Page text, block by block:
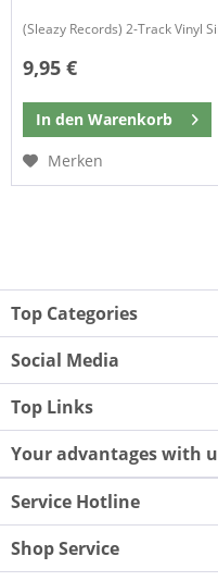
(Sleazy Records) 2-Track Vinyl
9,95 €
In den Warenkorb
Merken
Top Categories
Social Media
Top Links
Your advantages with
Service Hotline
Shop Service